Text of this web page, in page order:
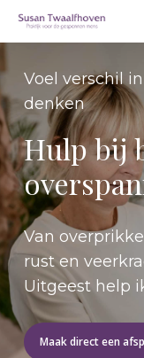
Skip
to
content
Voel verschil
denken
Hulp bij
Van
rust en
Uitgeest help
Maak direct een